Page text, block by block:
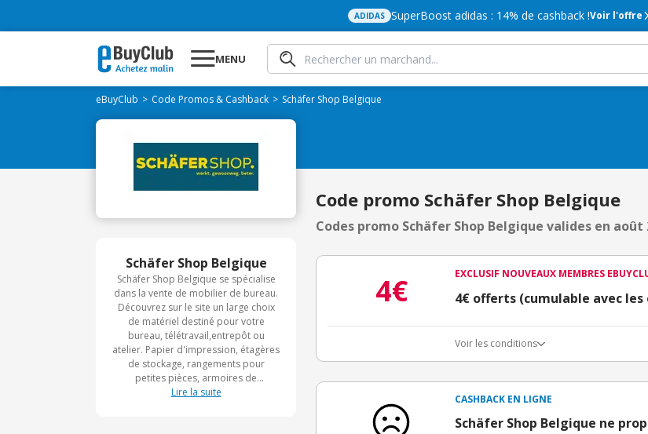
ADIDAS SuperBoost adidas : 14% de cashback !Voir l'offre
MENU
eBuyClub Code Promos & Cashback Schäfer Shop Belgique
Schäfer Shop Belgique
Schäfer Shop Belgique se spécialise
dans la vente de mobilier de bureau.
Découvrez sur le site un large choix
de matériel destiné pour votre
bureau, télétravail,entrepôt ou
atelier. Papier d'impression, étagères
de stockage, rangements pour
petites pièces, armoires de
rangement, le tout à des prix très
Lire la suite
Code promo Schäfer Shop Belgique
Codes promo Schäfer Shop Belgique valides en août
4€ EXCLUSIF NOUVEAUX MEMBRES
4€ offerts (cumulable avec
Voir les conditions
3€ de bienvenue crédités immédiatement
Offre réservée à une toute première
CASHBACK EN LIGNE
Schäfer Shop Belgique ne